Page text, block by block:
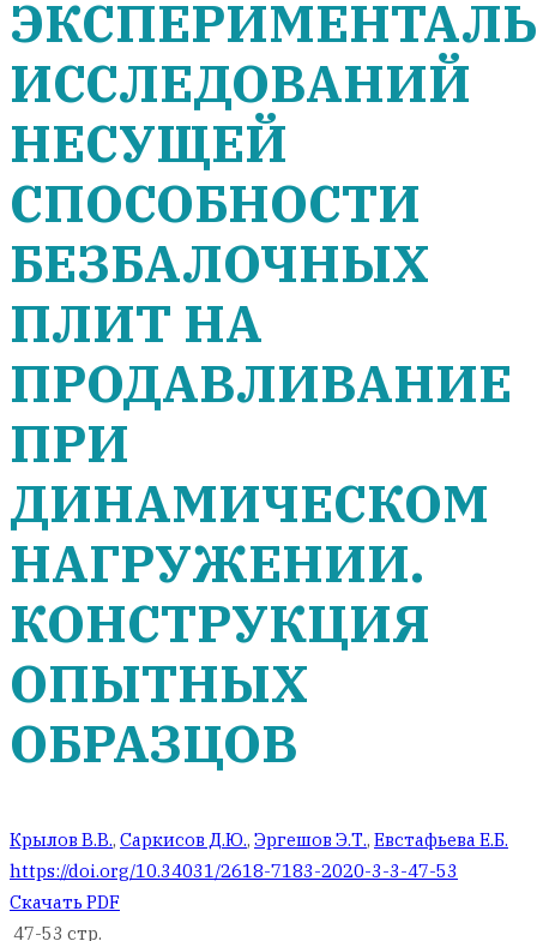
ИССЛЕДОВАНИЙ
НЕСУЩЕЙ
СПОСОБНОСТИ
БЕЗБАЛОЧНЫХ
ПЛИТ НА
ПРОДАВЛИВАНИЕ
ПРИ
ДИНАМИЧЕСКОМ
НАГРУЖЕНИИ.
КОНСТРУКЦИЯ
ОПЫТНЫХ
ОБРАЗЦОВ
Крылов В.В., Саркисов Д.Ю., Эргешов Э.Т., Евстафьева Е.Б.
https://doi.org/10.34031/2618-7183-2020-3-3-47-53
Скачать PDF
47-53 стр.